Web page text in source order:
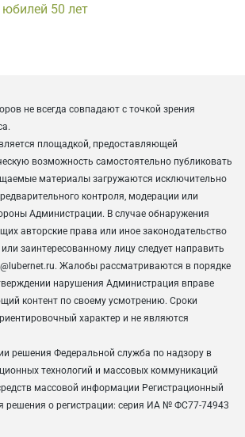
50 лет
не всегда совпадают с точкой зрения
площадкой, предоставляющей
возможность самостоятельно публиковать
материалы загружаются исключительно
контроля, модерации или
Администрации. В случае обнаружения
авторские права или иное законодательство
заинтересованному лицу следует направить
Жалобы рассматриваются в порядке
нарушения Администрация вправе
контент по своему усмотрению. Сроки
характер и не являются
решения Федеральной служба по надзору в
технологий и массовых коммуникаций
массовой информации Регистрационный
решения о регистрации: серия ИА № ФС77-74943